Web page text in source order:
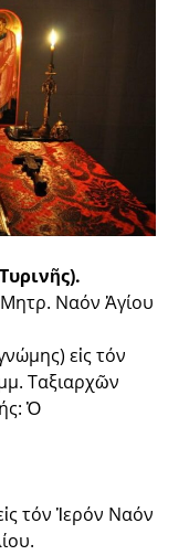
Μητρ. Ναόν Ἁγίου
εἰς τόν
Ταξιαρχῶν
Ὁ
τόν Ἱερόν Ναόν